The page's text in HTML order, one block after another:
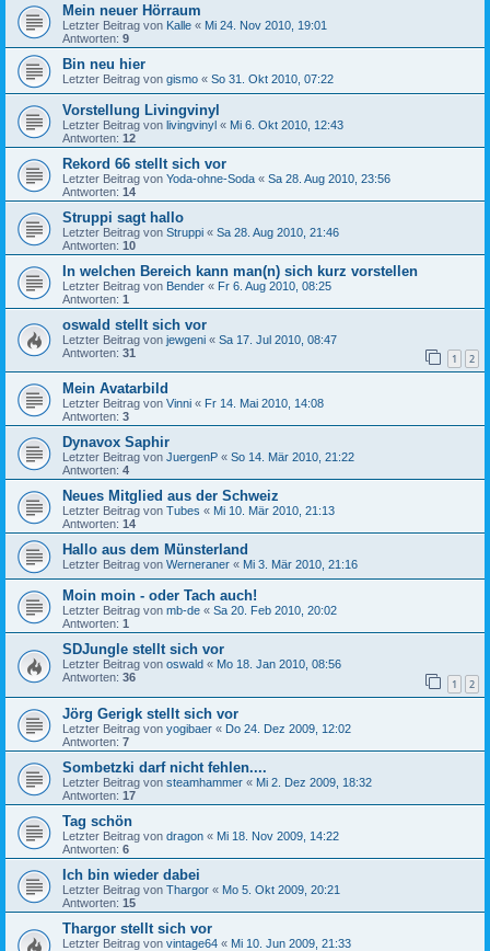
Mein neuer Hörraum
Letzter Beitrag von Kalle « Mi 24. Nov 2010, 19:01
Antworten: 9
Bin neu hier
Letzter Beitrag von gismo « So 31. Okt 2010, 07:22
Vorstellung Livingvinyl
Letzter Beitrag von livingvinyl « Mi 6. Okt 2010, 12:43
Antworten: 12
Rekord 66 stellt sich vor
Letzter Beitrag von Yoda-ohne-Soda « Sa 28. Aug 2010, 23:56
Antworten: 14
Struppi sagt hallo
Letzter Beitrag von Struppi « Sa 28. Aug 2010, 21:46
Antworten: 10
In welchen Bereich kann man(n) sich kurz vorstellen
Letzter Beitrag von Bender « Fr 6. Aug 2010, 08:25
Antworten: 1
oswald stellt sich vor
Letzter Beitrag von jewgeni « Sa 17. Jul 2010, 08:47
Antworten: 31 1 2
Mein Avatarbild
Letzter Beitrag von Vinni « Fr 14. Mai 2010, 14:08
Antworten: 3
Dynavox Saphir
Letzter Beitrag von JuergenP « So 14. Mär 2010, 21:22
Antworten: 4
Neues Mitglied aus der Schweiz
Letzter Beitrag von Tubes « Mi 10. Mär 2010, 21:13
Antworten: 14
Hallo aus dem Münsterland
Letzter Beitrag von Werneraner « Mi 3. Mär 2010, 21:16
Moin moin - oder Tach auch!
Letzter Beitrag von mb-de « Sa 20. Feb 2010, 20:02
Antworten: 1
SDJungle stellt sich vor
Letzter Beitrag von oswald « Mo 18. Jan 2010, 08:56
Antworten: 36 1 2
Jörg Gerigk stellt sich vor
Letzter Beitrag von yogibaer « Do 24. Dez 2009, 12:02
Antworten: 7
Sombetzki darf nicht fehlen....
Letzter Beitrag von steamhammer « Mi 2. Dez 2009, 18:32
Antworten: 17
Tag schön
Letzter Beitrag von dragon « Mi 18. Nov 2009, 14:22
Antworten: 6
Ich bin wieder dabei
Letzter Beitrag von Thargor « Mo 5. Okt 2009, 20:21
Antworten: 15
Thargor stellt sich vor
Letzter Beitrag von vintage64 « Mi 10. Jun 2009, 21:33